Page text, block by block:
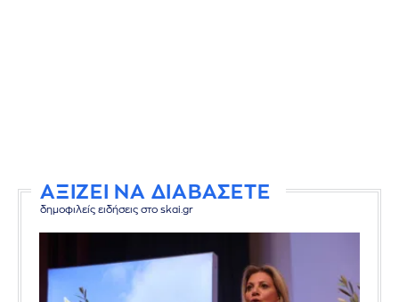
ΑΞΙΖΕΙ ΝΑ ΔΙΑΒΑΣΕΤΕ
δημοφιλείς ειδήσεις στο skai.gr